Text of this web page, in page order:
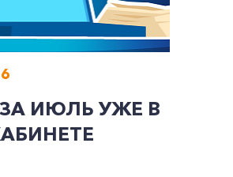
ИЮЛЬ УЖЕ В